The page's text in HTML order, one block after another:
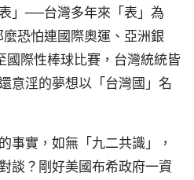
」──台灣多年來「表」為
恐怕連國際奧運、亞洲銀
國際性棒球比賽，台灣統統皆
意淫的夢想以「台灣國」名
事實，如無「九二共識」，
談？剛好美國布希政府一資